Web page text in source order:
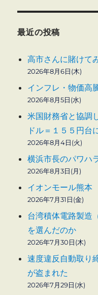
最近の投稿
高市さんに賭けて
2026年8月6日(木)
インフレ・物価
2026年8月5日(水)
米国財務省と協
ドル＝１５５円台
2026年8月4日(火)
横浜市長のパワハ
2026年8月3日(月)
イオンモール熊本
2026年7月31日(金)
台湾積体電路製造
を選んだのか
2026年7月30日(木)
速度違反自動取り
が盗まれた
2026年7月29日(水)